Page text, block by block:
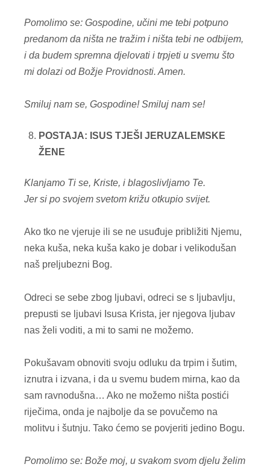
Pomolimo se: Gospodine, učini me tebi potpuno
predanom da ništa ne tražim i ništa tebi ne odbijem,
i da budem spremna djelovati i trpjeti u svemu što
mi dolazi od Božje Providnosti. Amen.
Smiluj nam se, Gospodine!Smiluj nam se!
POSTAJA: ISUS TJEŠI JERUZALEMSKE
ŽENE
Klanjamo Ti se, Kriste, i blagoslivljamo Te.
Jer si po svojem svetom križu otkupio svijet.
Ako tko ne vjeruje ili se ne usuđuje približiti Njemu,
neka kuša, neka kuša kako je dobar i velikodušan
naš preljubezni Bog.
Odreci se sebe zbog ljubavi, odreci se s ljubavlju,
prepusti se ljubavi Isusa Krista, jer njegova ljubav
nas želi voditi, a mi to sami ne možemo.
Pokušavam obnoviti svoju odluku da trpim i šutim,
iznutra i izvana, i da u svemu budem mirna, kao da
sam ravnodušna… Ako ne možemo ništa postići
riječima, onda je najbolje da se povučemo na
molitvu i šutnju. Tako ćemo se povjeriti jedino Bogu.
Pomolimo se: Bože moj, u svakom svom djelu želim